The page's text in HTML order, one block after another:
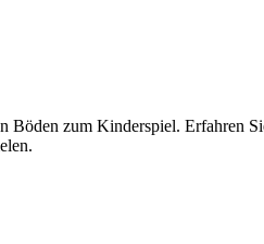
Böden zum Kinderspiel. Erfahren